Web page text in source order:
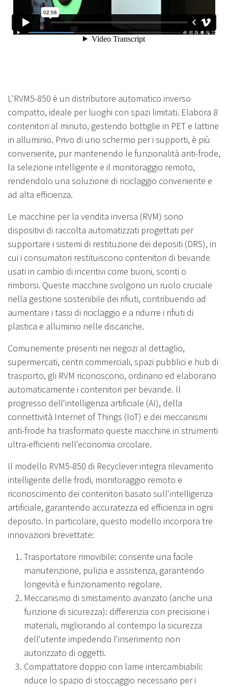
L'RVM5-850 è un distributore automatico inverso
compatto, ideale per luoghi con spazi limitati. Elabora 8
contenitori al minuto, gestendo bottiglie in PET e lattine
in alluminio. Privo di uno schermo per i supporti, è più
conveniente, pur mantenendo le funzionalità anti-frode,
la selezione intelligente e il monitoraggio remoto,
rendendolo una soluzione di riciclaggio conveniente e
ad alta efficienza.
Le macchine per la vendita inversa (RVM) sono
dispositivi di raccolta automatizzati progettati per
supportare i sistemi di restituzione dei depositi (DRS), in
cui i consumatori restituiscono contenitori di bevande
usati in cambio di incentivi come buoni, sconti o
rimborsi. Queste macchine svolgono un ruolo cruciale
nella gestione sostenibile dei rifiuti, contribuendo ad
aumentare i tassi di riciclaggio e a ridurre i rifiuti di
plastica e alluminio nelle discariche.
Comunemente presenti nei negozi al dettaglio,
supermercati, centri commerciali, spazi pubblici e hub di
trasporto, gli RVM riconoscono, ordinano ed elaborano
automaticamente i contenitori per bevande. Il
progresso dell'intelligenza artificiale (AI), della
connettività Internet of Things (IoT) e dei meccanismi
anti-frode ha trasformato queste macchine in strumenti
ultra-efficienti nell'economia circolare.
Il modello RVM5-850 di Recyclever integra rilevamento
intelligente delle frodi, monitoraggio remoto e
riconoscimento dei contenitori basato sull'intelligenza
artificiale, garantendo accuratezza ed efficienza in ogni
deposito. In particolare, questo modello incorpora tre
innovazioni brevettate:
Trasportatore rimovibile: consente una facile
manutenzione, pulizia e assistenza, garantendo
longevità e funzionamento regolare.
Meccanismo di smistamento avanzato (anche una
funzione di sicurezza): differenzia con precisione i
materiali, migliorando al contempo la sicurezza
dell'utente impedendo l'inserimento non
autorizzato di oggetti.
Compattatore doppio con lame intercambiabili:
riduce lo spazio di stoccaggio necessario per i